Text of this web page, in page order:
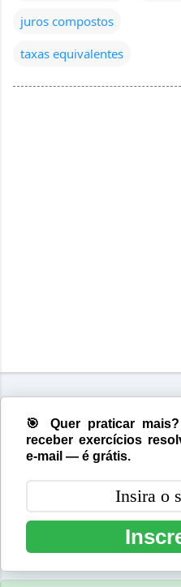
juros compostos
taxas equivalentes
🎯 Quer praticar
receber exercícios
e-mail — é grátis.